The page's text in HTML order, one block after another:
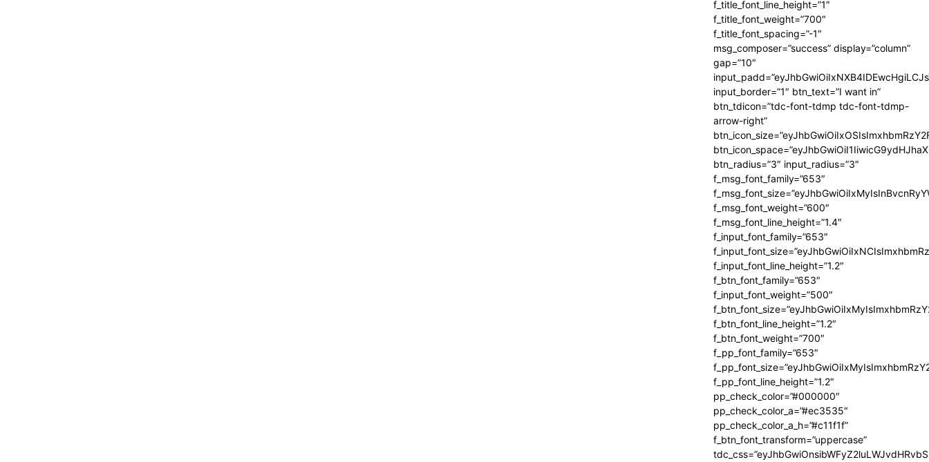
f_title_font_line_height=”1″
f_title_font_weight=”700″
f_title_font_spacing=”-1″
msg_composer=”success” display=”column”
gap=”10″
input_border=”1″ btn_text=”I want in”
btn_tdicon=”tdc-font-tdmp tdc-font-tdmp-
arrow-right”
btn_radius=”3″ input_radius=”3″
f_msg_font_family=”653″
f_msg_font_weight=”600″
f_msg_font_line_height=”1.4″
f_input_font_family=”653″
f_input_font_line_height=”1.2″
f_btn_font_family=”653″
f_input_font_weight=”500″
f_btn_font_line_height=”1.2″
f_btn_font_weight=”700″
f_pp_font_family=”653″
f_pp_font_line_height=”1.2″
pp_check_color=”#000000″
pp_check_color_a=”#ec3535″
pp_check_color_a_h=”#c11f1f”
f_btn_font_transform=”uppercase”